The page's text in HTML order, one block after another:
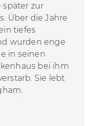
später zur
Über die Jahre
tiefes
wurden enge
in seinen
bei ihm
Sie lebt